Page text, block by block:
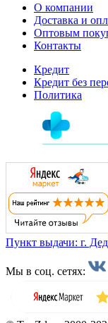
О компании
Доставка и
Оптовым
Контакты
Кредит
Кредит без
Политика
Пункт выдачи: г.
Мы в соц. сетях: